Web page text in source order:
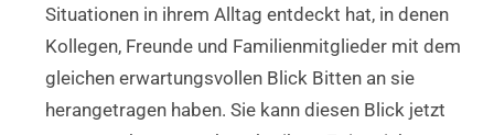
Situationen in ihrem Alltag entdeckt hat, in denen
Kollegen, Freunde und Familienmitglieder mit dem
gleichen erwartungsvollen Blick Bitten an sie
herangetragen haben. Sie kann diesen Blick jetzt